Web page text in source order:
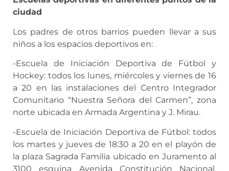
ciudad
Los padres de otros barrios pueden llevar a sus
niños a los espacios deportivos en:
-Escuela de Iniciación Deportiva de Fútbol y
Hockey: todos los lunes, miércoles y viernes de 16
a 20 en las instalaciones del Centro Integrador
Comunitario “Nuestra Señora del Carmen”, zona
norte ubicada en Armada Argentina y J. Mirau.
-Escuela de Iniciación Deportiva de Fútbol: todos
los martes y jueves de 18:30 a 20 en el playón de
la plaza Sagrada Familia ubicado en Juramento al
3100 esquina Avenida Constitución Nacional,